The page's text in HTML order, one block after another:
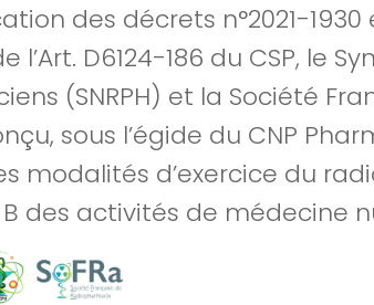
des décrets n°2021-1930
l’Art. D6124-186 du CSP, le
(SNRPH) et la Société
sous l’égide du CNP
modalités d’exercice du
des activités de médecine